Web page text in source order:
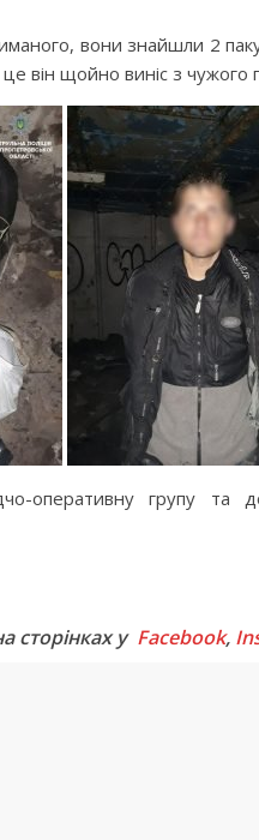
вони знайшли 2
він щойно виніс з чужого
оперативну групу та
сторінках у Facebook,